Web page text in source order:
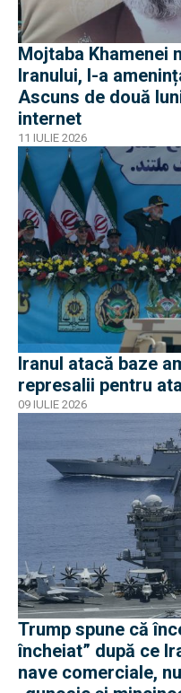
Mojtaba Khamenei
Iranului, l-a
Ascuns de două
internet
11 IULIE 2026
Iranul atacă baze
represalii pentru
09 IULIE 2026
Trump spune că
încheiat” după ce
nave comerciale,